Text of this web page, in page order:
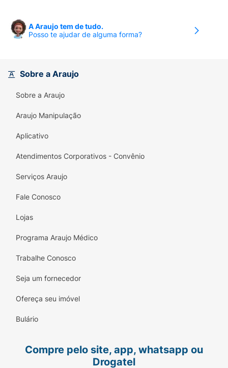
A Araujo tem de tudo.
Posso te ajudar de alguma forma?
Sobre a Araujo
Sobre a Araujo
Araujo Manipulação
Aplicativo
Atendimentos Corporativos - Convênio
Serviços Araujo
Fale Conosco
Lojas
Programa Araujo Médico
Trabalhe Conosco
Seja um fornecedor
Ofereça seu imóvel
Bulário
Compre pelo site, app, whatsapp ou
Drogatel